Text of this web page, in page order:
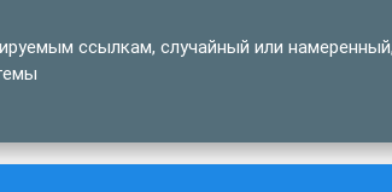
ссылкам, случайный или